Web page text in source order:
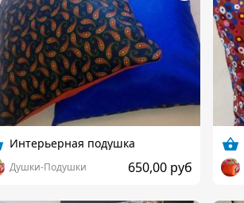
Интерьерная подушка
Душки-Подушки 650,00 руб